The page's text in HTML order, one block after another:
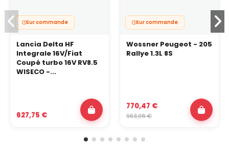
Sur commande
Lancia Delta HF
Integrale 16V/Fiat
Coupé turbo 16V RV8.5
WISECO -...
627,75 €
Sur commande
Wossner Peugeot - 205
Rallye 1.3L 8S
770,47 €
963,08 €